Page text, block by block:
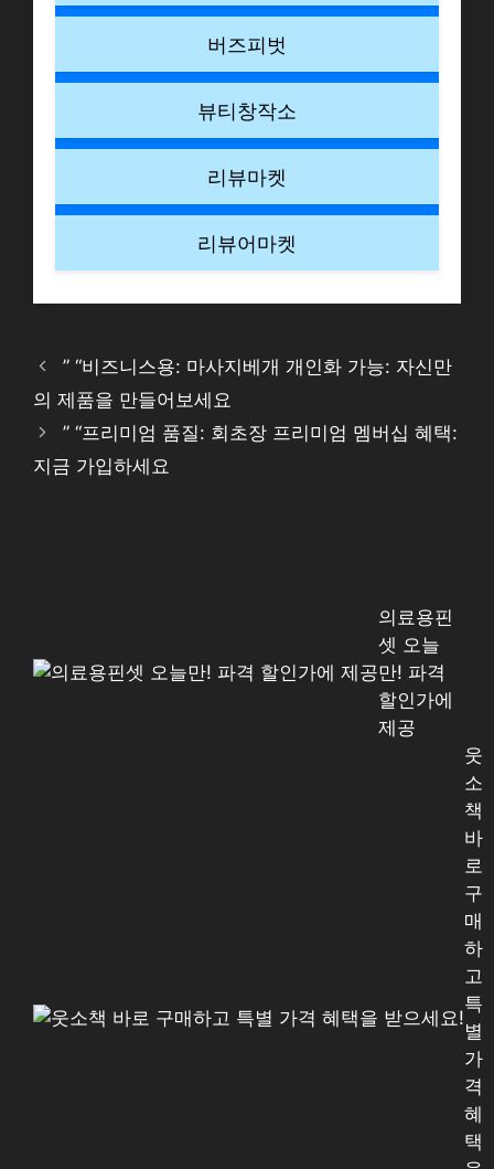
버즈피벗
뷰티창작소
리뷰마켓
리뷰어마켓
” “비즈니스용: 마사지베개 개인화 가능: 자신만
의 제품을 만들어보세요
” “프리미엄 품질: 회초장 프리미엄 멤버십 혜택:
지금 가입하세요
의료용핀
셋 오늘
만! 파격
할인가에
제공
웃
소
책
바
로
구
매
하
고
특
별
가
격
혜
택